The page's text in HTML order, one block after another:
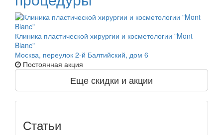
Клиника пластической хирургии и косметологии "Mont
Blanc"
Москва, переулок 2-й Балтийский, дом 6
Постоянная акция
Еще скидки и акции
Статьи